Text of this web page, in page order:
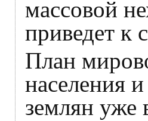
массовой
приведет к
План
населения
землян уже